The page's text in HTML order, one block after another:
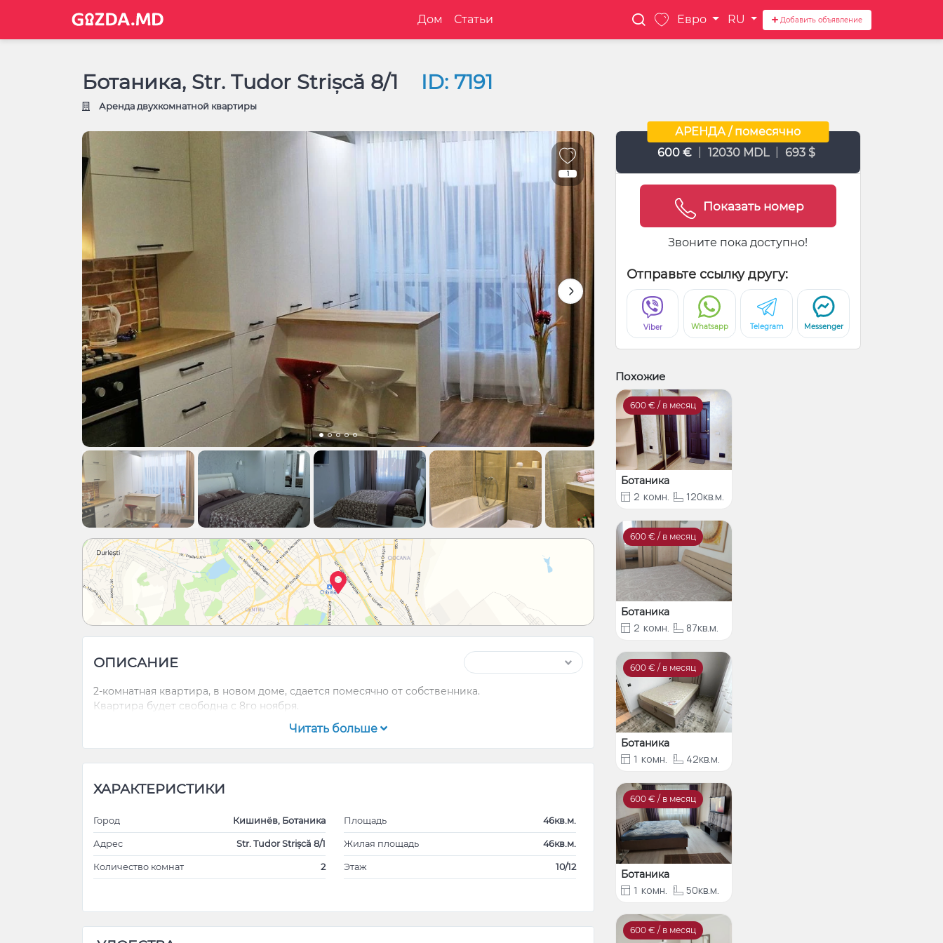
Дом Статьи Евро RU Добавить объявление
Ботаника, Str. Tudor Strișcă 8/1 ID: 7191
Аренда двухкомнатной квартиры
1
ОПИСАНИЕ
2-комнатная квартира, в новом доме, сдается помесячно от собственника.
Квартира будет свободна с 8го ноября.
Читать больше
ХАРАКТЕРИСТИКИ
Город Кишинёв, Ботаника
Адрес Str. Tudor Strișcă 8/1
Количество комнат 2
Площадь 46кв.м.
Жилая площадь 46кв.м.
Этаж 10/12
АРЕНДА / помесячно
600 €
12030 MDL 693 $
Показать номер
Звоните пока доступно!
Отправьте ссылку другу:
Viber Whatsapp Telegram Messenger
Похожие
600 € / в месяц
Ботаника
2 комн. 120кв.м.
600 € / в месяц
Ботаника
2 комн. 87кв.м.
600 € / в месяц
Ботаника
1 комн. 42кв.м.
600 € / в месяц
Ботаника
1 комн. 50кв.м.
600 € / в месяц